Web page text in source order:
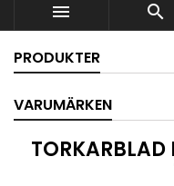
 
PRODUKTER
VARUMÄRKEN
TORKARBLAD